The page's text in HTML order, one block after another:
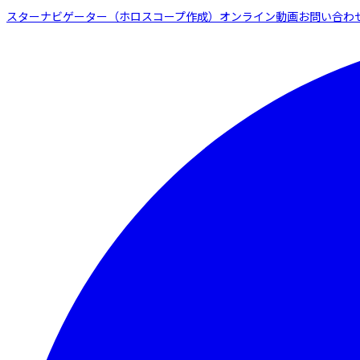
スターナビゲーター（ホロスコープ作成） オンライン動画お問い合わ